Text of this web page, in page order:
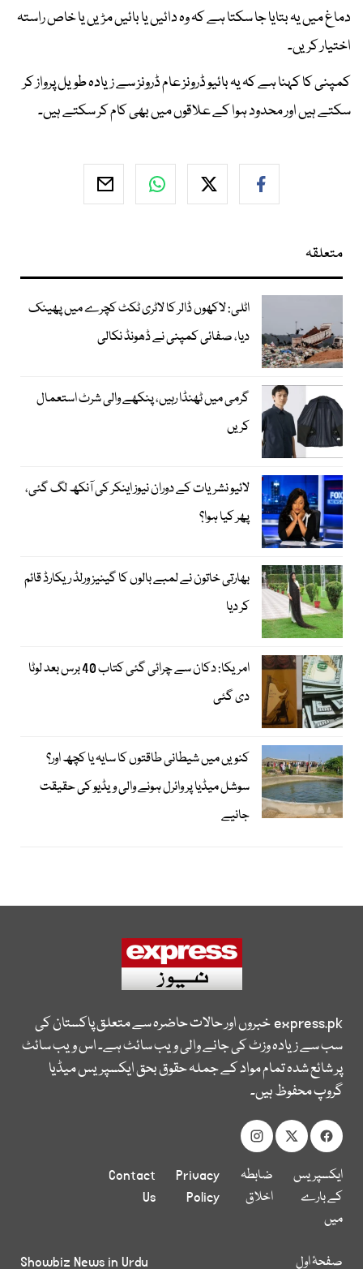
دماغ میں یہ بتایا جا سکتا ہے کہ وہ دائیں یا بائیں مڑیں یا خاص راستہ
اختیار کریں۔
کمپنی کا کہنا ہے کہ یہ بائیو ڈرونز عام ڈرونز سے زیادہ طویل پرواز کر
سکتے ہیں اور محدود ہوا کے علاقوں میں بھی کام کر سکتے ہیں۔
متعلقہ
اٹلی: لاکھوں ڈالر کا لاٹری ٹکٹ کچرے میں پھینک
دیا، صفائی کمپنی نے ڈھونڈ نکالی
گرمی میں ٹھنڈا رہیں، پنکھے والی شرٹ استعمال
کریں
لائیو نشریات کے دوران نیوز اینکر کی آنکھ لگ گئی،
پھر کیا ہوا؟
بھارتی خاتون نے لمبے بالوں کا گینیز ورلڈ ریکارڈ قائم
کر دیا
امریکا: دکان سے چرائی گئی کتاب 40 برس بعد لوٹا
دی گئی
کنویں میں شیطانی طاقتوں کا سایہ یا کچھ اور؟
سوشل میڈیا پر وائرل ہونے والی ویڈیو کی حقیقت
جانیے
express.pkخبروں اور حالات حاضرہ سے متعلق پاکستان کی
سب سے زیادہ وزٹ کی جانے والی ویب سائٹ ہے۔ اس ویب سائٹ
پر شائع شدہ تمام مواد کے جملہ حقوق بحق ایکسپریس میڈیا
گروپ محفوظ ہیں۔
ایکسپریس
کے بارے
میں
ضابطہ
اخلاق
Privacy
Policy
Contact
Us
صفحۂ اول
Showbiz News in Urdu